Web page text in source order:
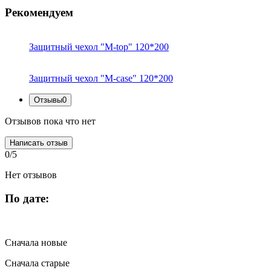
Рекомендуем
Защитный чехол "M-top" 120*200
Защитный чехол "M-case" 120*200
Отзывы0
Отзывов пока что нет
Написать отзыв
0/5
Нет отзывов
По дате:
Сначала новые
Сначала старые